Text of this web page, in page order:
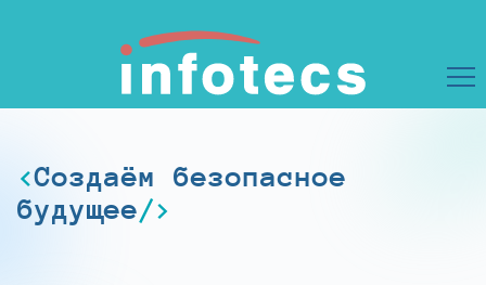
Создаём безопасное
будущее